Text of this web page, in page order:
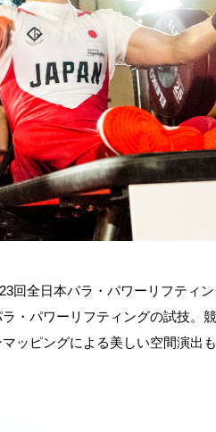
回全日本パラ・パワーリフティ
・パワーリフティングの試技。
ッピングによる美しい空間演出